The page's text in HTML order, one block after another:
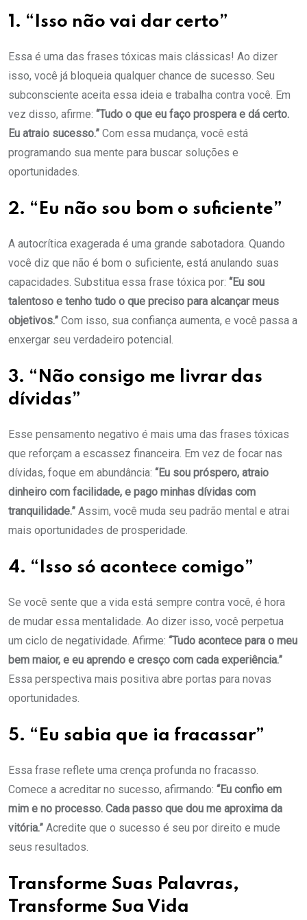
1. “Isso não vai dar certo”
Essa é uma das frases tóxicas mais clássicas! Ao dizer
isso, você já bloqueia qualquer chance de sucesso. Seu
subconsciente aceita essa ideia e trabalha contra você. Em
vez disso, afirme: “Tudo o que eu faço prospera e dá certo.
Eu atraio sucesso.” Com essa mudança, você está
programando sua mente para buscar soluções e
oportunidades.
2. “Eu não sou bom o suficiente”
A autocrítica exagerada é uma grande sabotadora. Quando
você diz que não é bom o suficiente, está anulando suas
capacidades. Substitua essa frase tóxica por: “Eu sou
talentoso e tenho tudo o que preciso para alcançar meus
objetivos.” Com isso, sua confiança aumenta, e você passa a
enxergar seu verdadeiro potencial.
3. “Não consigo me livrar das
dívidas”
Esse pensamento negativo é mais uma das frases tóxicas
que reforçam a escassez financeira. Em vez de focar nas
dívidas, foque em abundância: “Eu sou próspero, atraio
dinheiro com facilidade, e pago minhas dívidas com
tranquilidade.” Assim, você muda seu padrão mental e atrai
mais oportunidades de prosperidade.
4. “Isso só acontece comigo”
Se você sente que a vida está sempre contra você, é hora
de mudar essa mentalidade. Ao dizer isso, você perpetua
um ciclo de negatividade. Afirme: “Tudo acontece para o meu
bem maior, e eu aprendo e cresço com cada experiência.”
Essa perspectiva mais positiva abre portas para novas
oportunidades.
5. “Eu sabia que ia fracassar”
Essa frase reflete uma crença profunda no fracasso.
Comece a acreditar no sucesso, afirmando: “Eu confio em
mim e no processo. Cada passo que dou me aproxima da
vitória.” Acredite que o sucesso é seu por direito e mude
seus resultados.
Transforme Suas Palavras,
Transforme Sua Vida